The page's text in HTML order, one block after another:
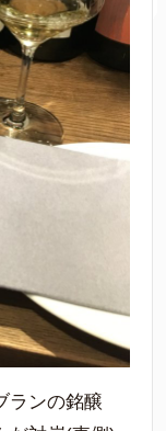
ランの銘醸